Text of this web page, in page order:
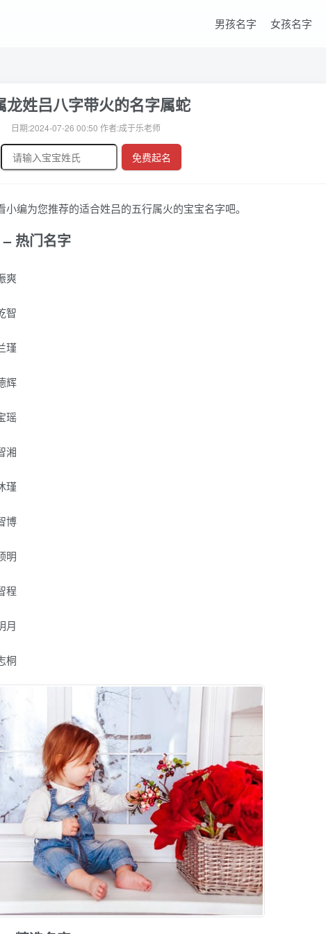
男孩名字 女孩名字
龙姓吕八字带火的名字属蛇
日期:2024-07-26 00:50 作者:成于乐老师
免费起名
编为您推荐的适合姓吕的五行属火的宝宝名字吧。
热门名字
爽
智
瑾
辉
瑶
湘
瑾
博
明
程
月
桐